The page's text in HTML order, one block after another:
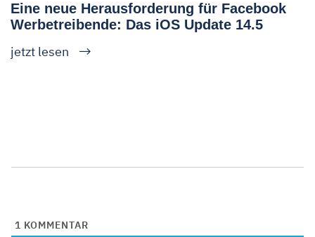
Eine neue Herausforderung für Facebook
Werbetreibende: Das iOS Update 14.5
jetzt lesen
1 KOMMENTAR